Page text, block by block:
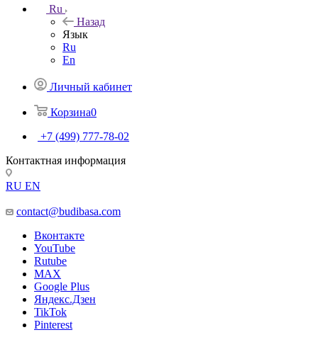
Ru
Назад
Язык
Ru
En
Личный кабинет
Корзина0
+7 (499) 777-78-02
Контактная информация
RU EN
contact@budibasa.com
Вконтакте
YouTube
Rutube
MAX
Google Plus
Яндекс.Дзен
TikTok
Pinterest